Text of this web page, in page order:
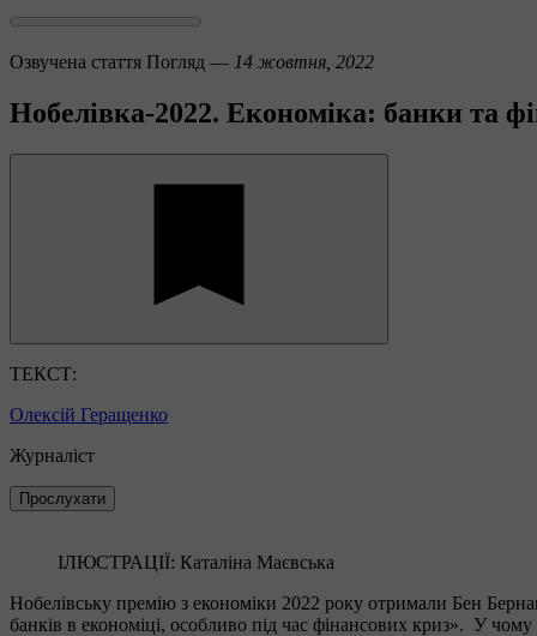
Озвучена стаття Погляд — 14 жовтня, 2022
Нобелівка-2022. Економіка: банки та
ТЕКСТ:
Олексій Геращенко
Журналіст
Прослухати
ІЛЮСТРАЦІЇ: Каталіна Маєвська
Нобелівську премію з економіки 2022 року отримали Бен
банків в економіці, особливо під час фінансових криз». У